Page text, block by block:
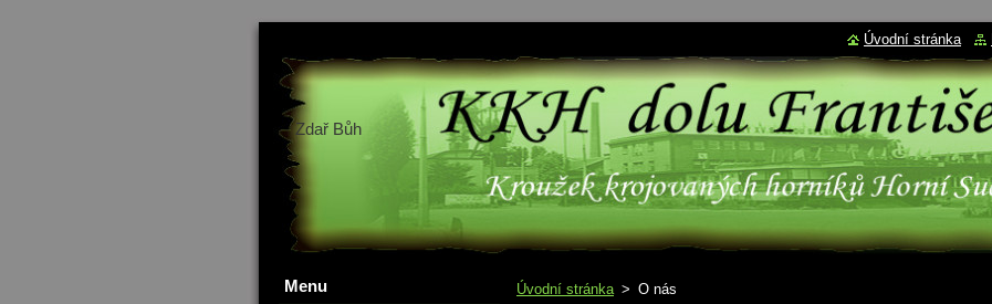
Zdař Bůh
Úvodní stránka > O nás
Menu
Úvodní stránka